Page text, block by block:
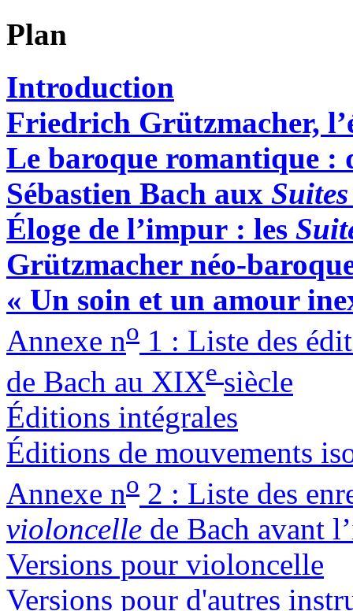
Plan
Introduction
Friedrich Grützmacher,
Le baroque romantique :
Sébastien Bach aux Suites
Éloge de l’impur : les
Grützmacher néo-
« Un soin et un amour
Annexe no 1 : Liste des
de Bach au XIXe siècle
Éditions intégrales
Éditions de mouvements
Annexe no 2 : Liste des
violoncelle de Bach avant
Versions pour violoncelle
Versions pour d'autres